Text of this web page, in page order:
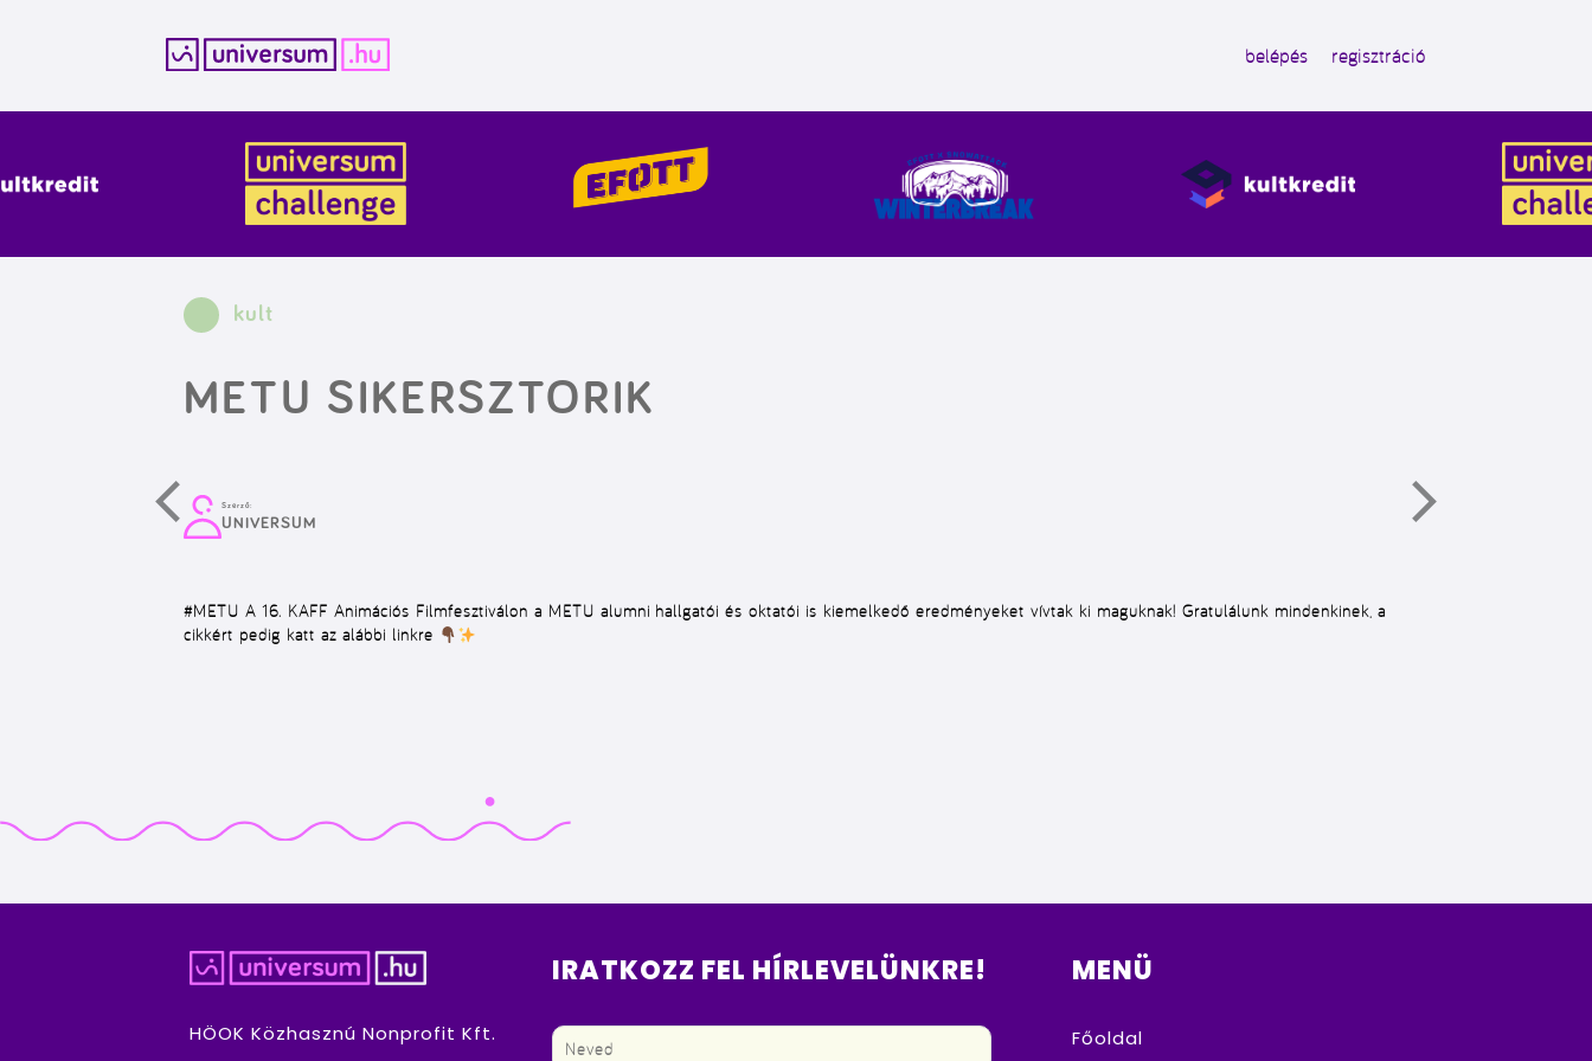
belépés regisztráció
kult
METU SIKERSZTORIK
Szerző:
UNIVERSUM
#METU A 16. KAFF Animációs Filmfesztiválon a METU alumni hallgatói és oktatói is kiemelkedő eredményeket vívtak ki maguknak! Gratulálunk mindenkinek, a
cikkért pedig katt az alábbi linkre
HÖOK Közhasznú Nonprofit Kft.
IRATKOZZ FEL HÍRLEVELÜNKRE! MENÜ
Főoldal